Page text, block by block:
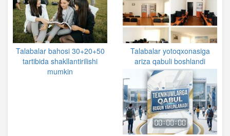
Talabalar bahosi 30+20+50
tartibida shakllantirilishi
mumkin
Talabalar yotoqxonasiga
ariza qabuli boshlandi